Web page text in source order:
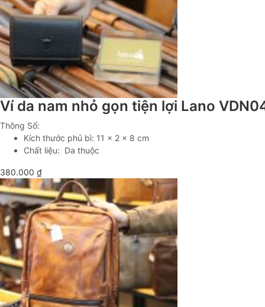
Ví da nam nhỏ gọn tiện lợi Lano
Thông Số:
Kích thước phủ bì: 11 x 2 x 8 cm
Chất liệu: Da thuộc
380.000 ₫